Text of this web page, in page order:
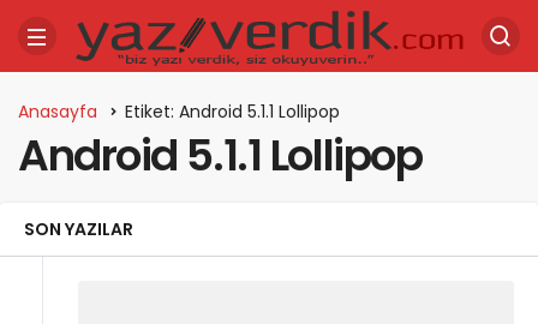
Anasayfa Etiket: Android 5.1.1 Lollipop
Android 5.1.1 Lollipop
SON YAZILAR